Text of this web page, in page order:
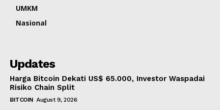
UMKM
Nasional
Updates
Harga Bitcoin Dekati US$ 65.000, Investor Waspadai
Risiko Chain Split
BITCOIN August 9, 2026